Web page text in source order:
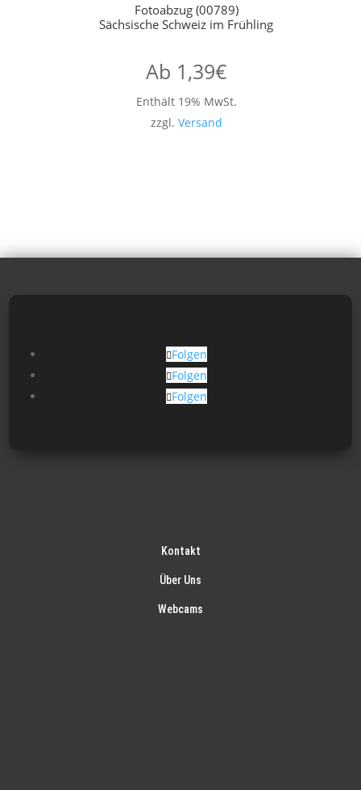
Fotoabzug (00789)
Sächsische Schweiz im Frühling
Ab 1,39€
Enthält 19% MwSt.
zzgl. Versand
Folgen
Folgen
Folgen
Kontakt
Über Uns
Webcams